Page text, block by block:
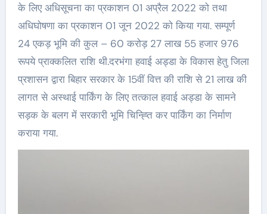
के लिए अधिसूचना का प्रकाशन 01 अप्रैल 2022 को तथा
अधिघोषणा का प्रकाशन 01 जून 2022 को किया गया. सम्पूर्ण
24 एकड़ भूमि की कुल – 60 करोड़ 27 लाख 55 हजार 976
रूपये प्राक्कलित राशि थी.दरभंगा हवाई अड्डा के विकास हेतु जिला
प्रशासन द्वारा बिहार सरकार के 15वीं वित्त की राशि से 21 लाख की
लागत से अस्थाई पार्किंग के लिए तत्काल हवाई अड्डा के सामने
सड़क के बलग में सरकारी भूमि चिन्ह्ति कर पार्किंग का निर्माण
कराया गया.